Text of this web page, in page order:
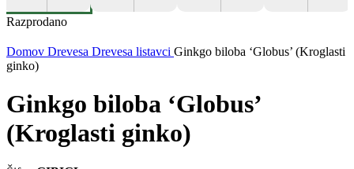
Razprodano
Domov Drevesa Drevesa listavci Ginkgo biloba ‘Globus’ (Kroglasti
ginko)
Ginkgo biloba ‘Globus’
(Kroglasti ginko)